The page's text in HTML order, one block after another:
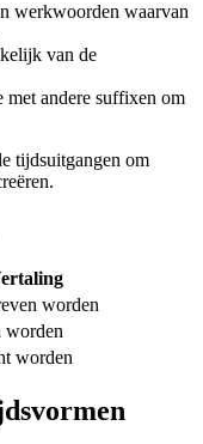
werkwoorden waarvan
van de
met andere suffixen om
tijdsuitgangen om
worden
worden
worden